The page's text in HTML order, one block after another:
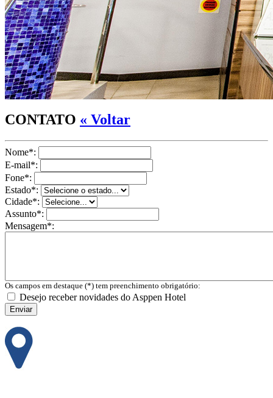
CONTATO « Voltar
Nome*:
E-mail*:
Fone*:
Estado*:
Cidade*:
Assunto*:
Mensagem*:
Os campos em destaque (*) tem preenchimento obrigatório:
Desejo receber novidades do Asppen Hotel
Enviar